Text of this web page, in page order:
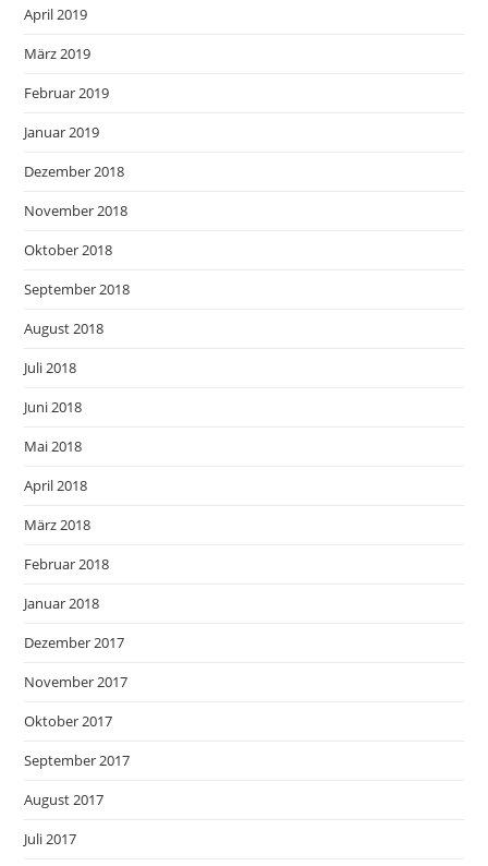
April 2019
März 2019
Februar 2019
Januar 2019
Dezember 2018
November 2018
Oktober 2018
September 2018
August 2018
Juli 2018
Juni 2018
Mai 2018
April 2018
März 2018
Februar 2018
Januar 2018
Dezember 2017
November 2017
Oktober 2017
September 2017
August 2017
Juli 2017